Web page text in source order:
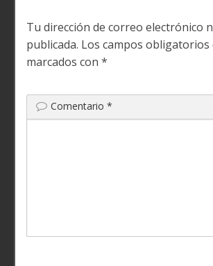
Tu dirección de correo electrónico
publicada. Los campos obligatorios
marcados con*
Comentario*